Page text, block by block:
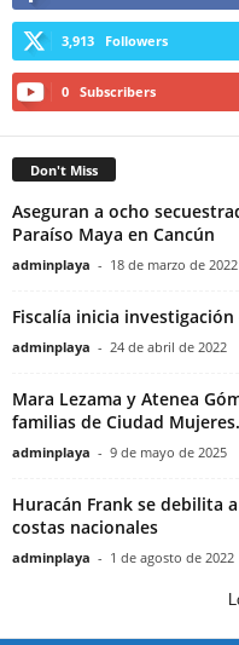
3,913 Followers
0 Subscribers
Don't Miss
Aseguran a ocho
Paraíso Maya en Cancún
adminplaya - 18 de marzo de 2022
Fiscalía inicia
adminplaya - 24 de abril de 2022
Mara Lezama y Atenea
familias de Ciudad
adminplaya - 9 de mayo de 2025
Huracán Frank se debilita
costas nacionales
adminplaya - 1 de agosto de 2022